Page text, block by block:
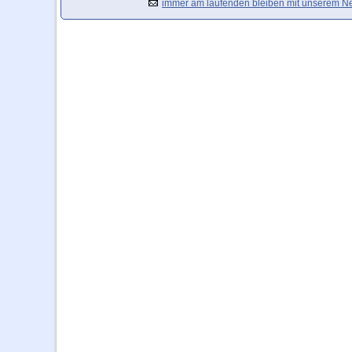
immer am laufenden bleiben mit unserem